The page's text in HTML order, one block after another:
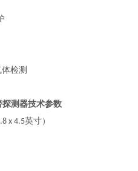
检测
探测器技术参数
x 4.5英寸）